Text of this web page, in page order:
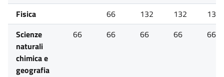
Fisica
66 132 132
132
Scienze
naturali
chimica e
geografia
66 66 66 66 66